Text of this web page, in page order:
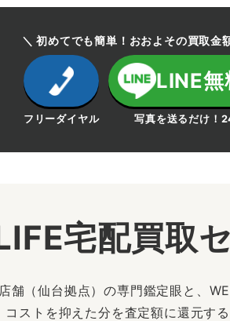
＼ 初めてでも簡単！おおよその買取金
フリーダイヤル
LINE無
写真を送るだけ！
宅配買取
舗（仙台拠点）の専門鑑定眼と、
ストを抑えた分を査定額に還元す